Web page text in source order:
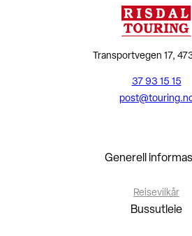
Transportvegen 17,
37 93 15 15
Generell
Reisevilkår
Bussutleie